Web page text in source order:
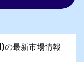
最新市場情報